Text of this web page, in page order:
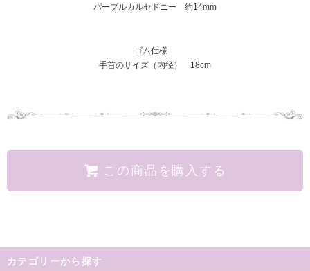
パープルカルセドニー 約14mm
ゴム仕様
手首のサイズ（内径） 18cm
この商品を購入する
カテゴリーから探す